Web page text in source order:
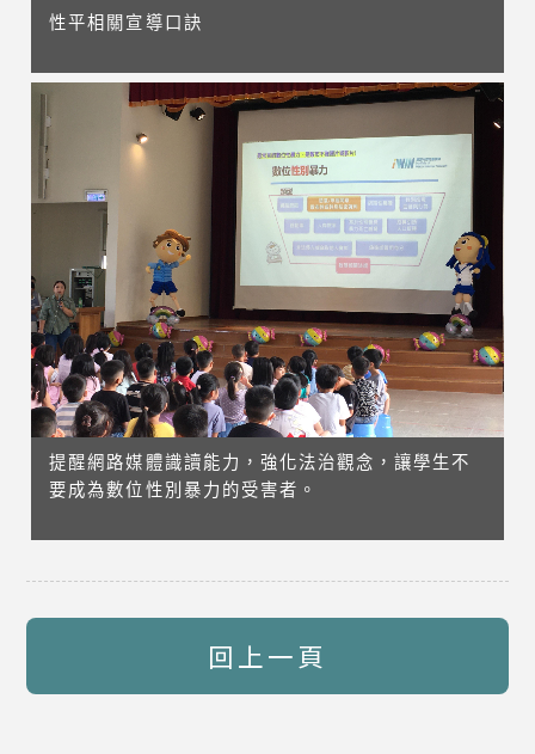
性平相關宣導口訣
提醒網路媒體識讀能力，強化法治觀念，讓學生不
要成為數位性別暴力的受害者。
回上一頁